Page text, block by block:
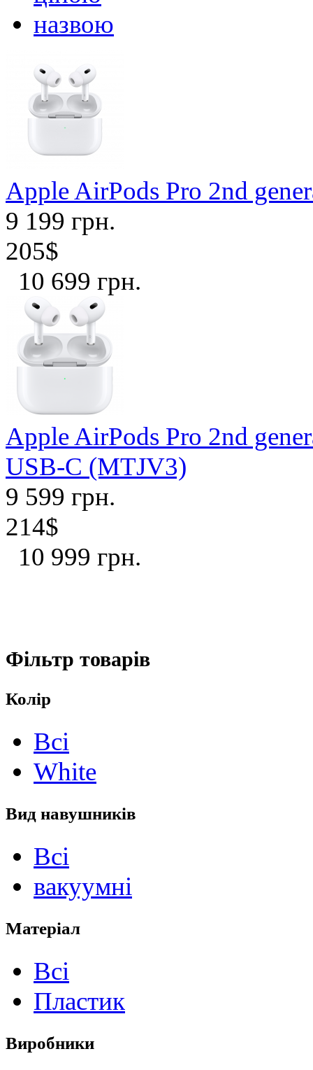
назвою
Apple AirPods Pro 2nd
9 199 грн.
205$
10 699 грн.
Apple AirPods Pro 2nd
USB-C (MTJV3)
9 599 грн.
214$
10 999 грн.
Фільтр товарів
Колір
Всі
White
Вид навушників
Всі
вакуумні
Матеріал
Всі
Пластик
Виробники